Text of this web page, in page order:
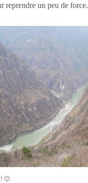
reprendre un peu de force.
🙂